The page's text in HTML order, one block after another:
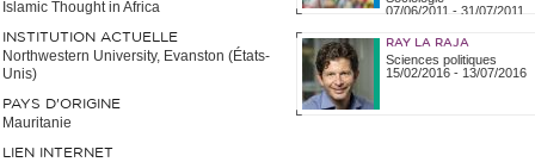
Islamic Thought in Africa
INSTITUTION ACTUELLE
Northwestern University, Evanston (États-
Unis)
PAYS D'ORIGINE
Mauritanie
LIEN INTERNET
07/06/2011 - 31/07/2011
RAY LA RAJA
Sciences politiques
15/02/2016- 13/07/2016